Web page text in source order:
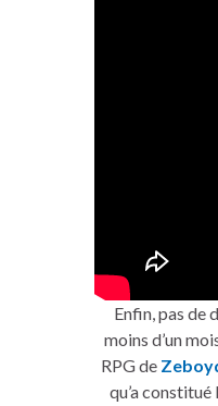
Enfin, pas de
moins d’un
RPG de
qu’a